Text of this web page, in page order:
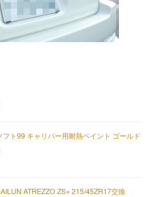
フト99 キャリパー用耐熱ペイント ゴールド
ATREZZO ZS+ 215/45ZR17交換